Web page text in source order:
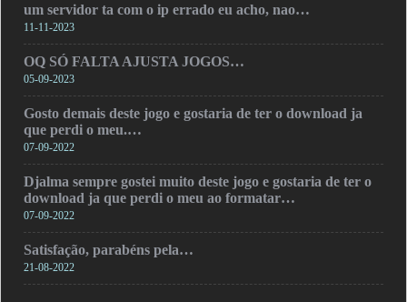
um servidor ta com o ip errado eu acho, nao…
11-11-2023
OQ SÓ FALTA AJUSTA JOGOS…
05-09-2023
Gosto demais deste jogo e gostaria de ter o download ja
que perdi o meu.…
07-09-2022
Djalma sempre gostei muito deste jogo e gostaria de ter o
download ja que perdi o meu ao formatar…
07-09-2022
Satisfação, parabéns pela…
21-08-2022